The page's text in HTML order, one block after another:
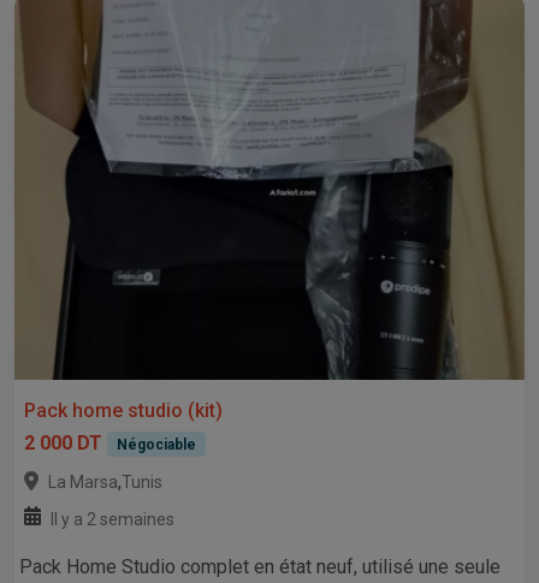
Pack home studio (kit)
2 000 DT
Négociable
La Marsa,Tunis
Il y a 2 semaines
Pack Home Studio complet en état neuf, utilisé une seule